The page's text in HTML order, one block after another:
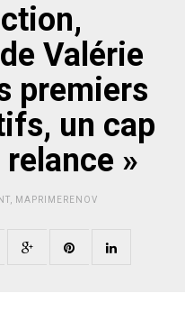
Valérie
premiers
un cap
»
MAPRIMERENOV